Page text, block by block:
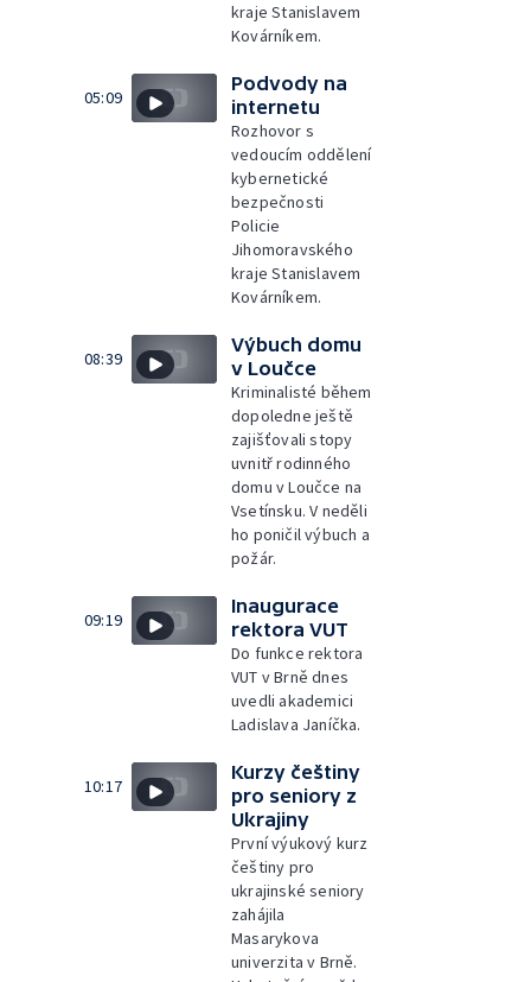
kraje Stanislavem
Kovárníkem.
05:09
Podvody na
internetu
Rozhovor s
vedoucím oddělení
kybernetické
bezpečnosti
Policie
Jihomoravského
kraje Stanislavem
Kovárníkem.
08:39
Výbuch domu
v Loučce
Kriminalisté během
dopoledne ještě
zajišťovali stopy
uvnitř rodinného
domu v Loučce na
Vsetínsku. V neděli
ho poničil výbuch a
požár.
09:19
Inaugurace
rektora VUT
Do funkce rektora
VUT v Brně dnes
uvedli akademici
Ladislava Janíčka.
10:17
Kurzy češtiny
pro seniory z
Ukrajiny
První výukový kurz
češtiny pro
ukrajinské seniory
zahájila
Masarykova
univerzita v Brně.